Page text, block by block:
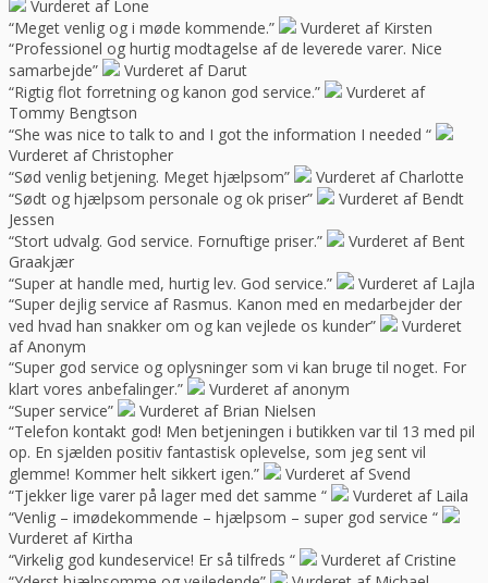
Vurderet af Lone
“Meget venlig og i møde kommende.”
Vurderet af Kirsten
“Professionel og hurtig modtagelse af de leverede varer. Nice
samarbejde”
Vurderet af Darut
“Rigtig flot forretning og kanon god service.”
Vurderet af
Tommy Bengtson
“She was nice to talk to and I got the information I needed “
Vurderet af Christopher
“Sød venlig betjening. Meget hjælpsom”
Vurderet af Charlotte
“Sødt og hjælpsom personale og ok priser”
Vurderet af Bendt
Jessen
“Stort udvalg. God service. Fornuftige priser.”
Vurderet af Bent
Graakjær
“Super at handle med, hurtig lev. God service.”
Vurderet af Lajla
“Super dejlig service af Rasmus. Kanon med en medarbejder der
ved hvad han snakker om og kan vejlede os kunder”
Vurderet
af Anonym
“Super god service og oplysninger som vi kan bruge til noget. For
klart vores anbefalinger.”
Vurderet af anonym
“Super service”
Vurderet af Brian Nielsen
“Telefon kontakt god! Men betjeningen i butikken var til 13 med pil
op. En sjælden positiv fantastisk oplevelse, som jeg sent vil
glemme! Kommer helt sikkert igen.”
Vurderet af Svend
“Tjekker lige varer på lager med det samme “
Vurderet af Laila
“Venlig – imødekommende – hjælpsom – super god service “
Vurderet af Kirtha
“Virkelig god kundeservice! Er så tilfreds “
Vurderet af Cristine